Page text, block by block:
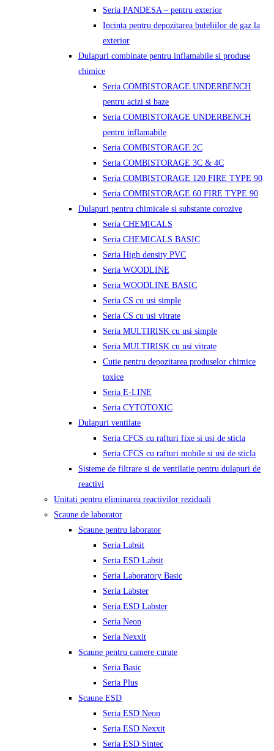
Seria PANDESA – pentru exterior
Incinta pentru depozitarea buteliilor de gaz la
exterior
Dulapuri combinate pentru inflamabile si produse
chimice
Seria COMBISTORAGE UNDERBENCH
pentru acizi si baze
Seria COMBISTORAGE UNDERBENCH
pentru inflamabile
Seria COMBISTORAGE 2C
Seria COMBISTORAGE 3C & 4C
Seria COMBISTORAGE 120 FIRE TYPE 90
Seria COMBISTORAGE 60 FIRE TYPE 90
Dulapuri pentru chimicale si substante corozive
Seria CHEMICALS
Seria CHEMICALS BASIC
Seria High density PVC
Seria WOODLINE
Seria WOODLINE BASIC
Seria CS cu usi simple
Seria CS cu usi vitrate
Seria MULTIRISK cu usi simple
Seria MULTIRISK cu usi vitrate
Cutie pentru depozitarea produselor chimice
toxice
Seria E-LINE
Seria CYTOTOXIC
Dulapuri ventilate
Seria CFCS cu rafturi fixe si usi de sticla
Seria CFCS cu rafturi mobile si usi de sticla
Sisteme de filtrare si de ventilatie pentru dulapuri de
reactivi
Unitati pentru eliminarea reactivilor reziduali
Scaune de laborator
Scaune pentru laborator
Seria Labsit
Seria ESD Labsit
Seria Laboratory Basic
Seria Labster
Seria ESD Labster
Seria Neon
Seria Nexxit
Scaune pentru camere curate
Seria Basic
Seria Plus
Scaune ESD
Seria ESD Neon
Seria ESD Nexxit
Seria ESD Sintec